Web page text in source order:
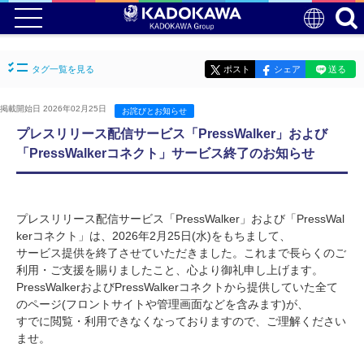
タグ一覧を見る ポスト シェア 送る
掲載開始日 2026年02月25日 お詫びとお知らせ
プレスリリース配信サービス「PressWalker」および
「PressWalkerコネクト」サービス終了のお知らせ
プレスリリース配信サービス「PressWalker」および「PressWal
kerコネクト」は、2026年2月25日(水)をもちまして、
サービス提供を終了させていただきました。これまで長らくのご
利用・ご支援を賜りましたこと、心より御礼申し上げます。
PressWalkerおよびPressWalkerコネクトから提供していた全て
のページ(フロントサイトや管理画面などを含みます)が、
すでに閲覧・利用できなくなっておりますので、ご理解ください
ませ。